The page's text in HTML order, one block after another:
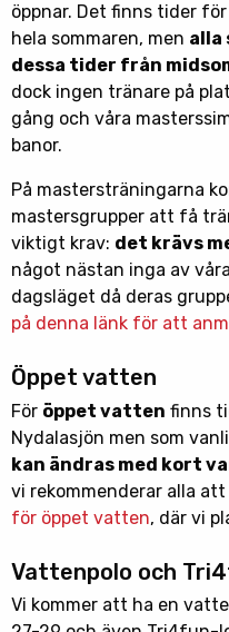
öppnar. Det finns tider
hela sommaren, men alla
dessa tider från
dock ingen tränare på
gång och våra
banor.
På mastersträningarna
mastersgrupper att få
viktigt krav: det krävs
något nästan inga av
dagsläget då deras
på denna länk för att
Öppet vatten
För öppet vatten finns
Nydalasjön men som
kan ändras med kort
vi rekommenderar alla att
för öppet vatten, där vi
Vattenpolo och
Vi kommer att ha en